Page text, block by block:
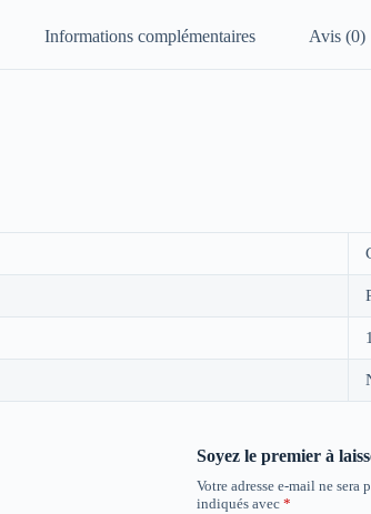
Informations complémentaires Avis (0)
Soyez le premier à
Votre adresse e-mail ne sera
indiqués avec *